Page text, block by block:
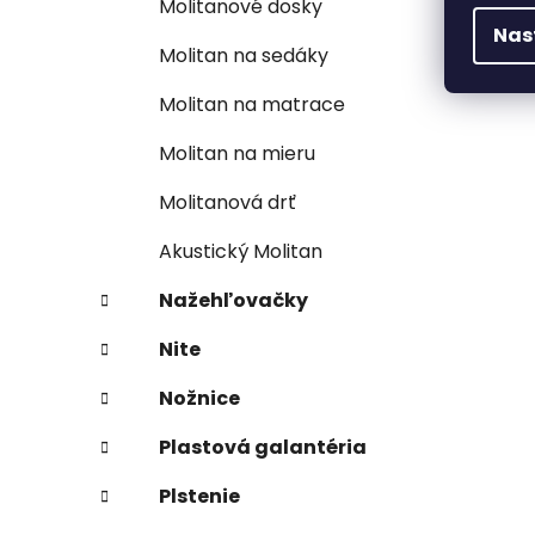
Molitanové dosky
Molitan na sedáky
Molitan na matrace
Molitan na mieru
Molitanová drť
Akustický Molitan
Nažehľovačky
Nite
Nožnice
Plastová galantéria
Plstenie